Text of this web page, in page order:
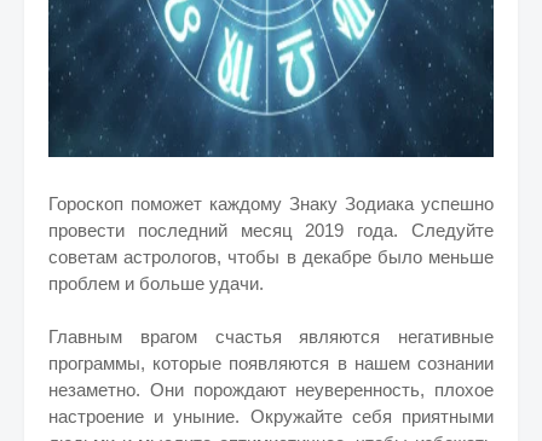
Гороскоп поможет каждому Знаку Зодиака успешно
провести последний месяц 2019 года. Следуйте
советам астрологов, чтобы в декабре было меньше
проблем и больше удачи.
Главным врагом счастья являются негативные
программы, которые появляются в нашем сознании
незаметно. Они порождают неуверенность, плохое
настроение и уныние. Окружайте себя приятными